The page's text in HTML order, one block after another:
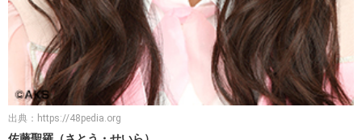
出典： https://48pedia.org